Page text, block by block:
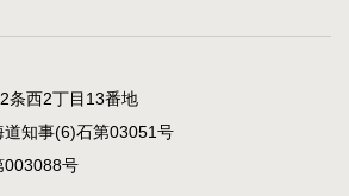
条西2丁目13番地
知事(6)石第03051号
003088号